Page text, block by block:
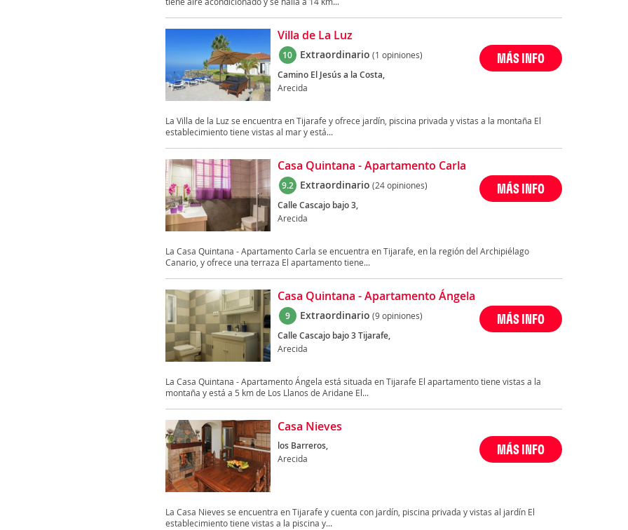
Villa de La Luz
10 Extraordinario (1 opiniones)
Camino El Jesús a la Costa,
Arecida
MÁS INFO
La Villa de la Luz se encuentra en Tijarafe y ofrece jardín, piscina privada y vistas a la montaña El
establecimiento tiene vistas al mar y está...
Casa Quintana - Apartamento Carla
9.2 Extraordinario (24 opiniones)
Calle Cascajo bajo 3,
Arecida
MÁS INFO
La Casa Quintana - Apartamento Carla se encuentra en Tijarafe, en la región del Archipiélago
Canario, y ofrece una terraza El apartamento tiene...
Casa Quintana - Apartamento Ángela
9 Extraordinario (9 opiniones)
Calle Cascajo bajo 3 Tijarafe,
Arecida
MÁS INFO
La Casa Quintana - Apartamento Ángela está situada en Tijarafe El apartamento tiene vistas a la
montaña y está a 5 km de Los Llanos de Aridane El...
Casa Nieves
los Barreros,
Arecida
MÁS INFO
La Casa Nieves se encuentra en Tijarafe y cuenta con jardín, piscina privada y vistas al jardín El
establecimiento tiene vistas a la piscina y...